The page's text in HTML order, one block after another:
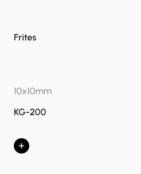
Frites
10x10mm
KG-200
+